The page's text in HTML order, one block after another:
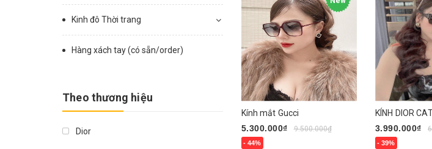
Kính mắt Gucci
5.300.000₫
9.500.000₫
- 44%
KÍNH DIOR
3.990.000₫
- 39%
Kinh đô Thời trang
Hàng xách tay (có sẵn/order)
Theo thương hiệu
Dior